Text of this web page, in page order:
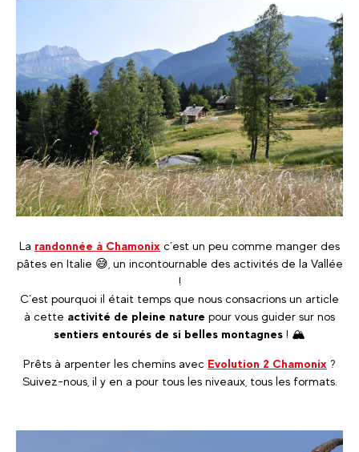
La randonnée à Chamonix c’est un peu comme manger des
pâtes en Italie 😅, un incontournable des activités de la Vallée
!
C’est pourquoi il était temps que nous consacrions un article
à cette activité de pleine nature pour vous guider sur nos
sentiers entourés de si belles montagnes ! 🏔️
Prêts à arpenter les chemins avec Evolution 2 Chamonix ?
Suivez-nous, il y en a pour tous les niveaux, tous les formats.